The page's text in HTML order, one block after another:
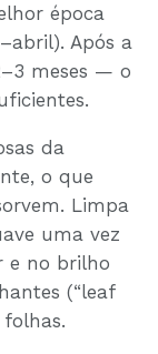
época
Após a
meses — o
da
o que
Limpa
uma vez
e no brilho
(“leaf